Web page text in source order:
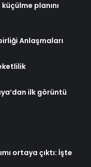
planını
Anlaşmaları
ilk görüntü
ortaya çıktı: İşte